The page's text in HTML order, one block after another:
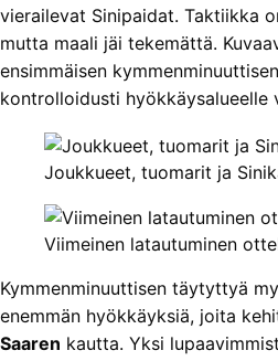
vierailevat Sinipaidat. Taktiikka
mutta maali jäi tekemättä.
ensimmäisen
kontrolloidusti hyökkäysalueelle
Joukkueet, tuomarit ja
Viimeinen latautuminen
Kymmenminuuttisen täytyttyä
enemmän hyökkäyksiä, joita
Saaren kautta. Yksi